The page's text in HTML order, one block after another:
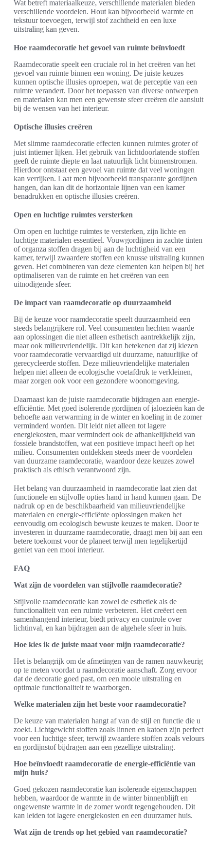
Wat betreft materiaalkeuze, verschillende materialen bieden
verschillende voordelen. Hout kan bijvoorbeeld warmte en
tekstuur toevoegen, terwijl stof zachtheid en een luxe
uitstraling kan geven.
Hoe raamdecoratie het gevoel van ruimte beïnvloedt
Raamdecoratie speelt een cruciale rol in het creëren van het
gevoel van ruimte binnen een woning. De juiste keuzes
kunnen optische illusies oproepen, wat de perceptie van een
ruimte verandert. Door het toepassen van diverse ontwerpen
en materialen kan men een gewenste sfeer creëren die aansluit
bij de wensen van het interieur.
Optische illusies creëren
Met slimme raamdecoratie effecten kunnen ruimtes groter of
juist intiemer lijken. Het gebruik van lichtdoorlatende stoffen
geeft de ruimte diepte en laat natuurlijk licht binnenstromen.
Hierdoor ontstaat een gevoel van ruimte dat veel woningen
kan verrijken. Laat men bijvoorbeeld transparante gordijnen
hangen, dan kan dit de horizontale lijnen van een kamer
benadrukken en optische illusies creëren.
Open en luchtige ruimtes versterken
Om open en luchtige ruimtes te versterken, zijn lichte en
luchtige materialen essentieel. Vouwgordijnen in zachte tinten
of organza stoffen dragen bij aan de luchtigheid van een
kamer, terwijl zwaardere stoffen een knusse uitstraling kunnen
geven. Het combineren van deze elementen kan helpen bij het
optimaliseren van de ruimte en het creëren van een
uitnodigende sfeer.
De impact van raamdecoratie op duurzaamheid
Bij de keuze voor raamdecoratie speelt duurzaamheid een
steeds belangrijkere rol. Veel consumenten hechten waarde
aan oplossingen die niet alleen esthetisch aantrekkelijk zijn,
maar ook milieuvriendelijk. Dit kan betekenen dat zij kiezen
voor raamdecoratie vervaardigd uit duurzame, natuurlijke of
gerecycleerde stoffen. Deze milieuvriendelijke materialen
helpen niet alleen de ecologische voetafdruk te verkleinen,
maar zorgen ook voor een gezondere woonomgeving.
Daarnaast kan de juiste raamdecoratie bijdragen aan energie-
efficiëntie. Met goed isolerende gordijnen of jaloezieën kan de
behoefte aan verwarming in de winter en koeling in de zomer
verminderd worden. Dit leidt niet alleen tot lagere
energiekosten, maar vermindert ook de afhankelijkheid van
fossiele brandstoffen, wat een positieve impact heeft op het
milieu. Consumenten ontdekken steeds meer de voordelen
van duurzame raamdecoratie, waardoor deze keuzes zowel
praktisch als ethisch verantwoord zijn.
Het belang van duurzaamheid in raamdecoratie laat zien dat
functionele en stijlvolle opties hand in hand kunnen gaan. De
nadruk op en de beschikbaarheid van milieuvriendelijke
materialen en energie-efficiënte oplossingen maken het
eenvoudig om ecologisch bewuste keuzes te maken. Door te
investeren in duurzame raamdecoratie, draagt men bij aan een
betere toekomst voor de planeet terwijl men tegelijkertijd
geniet van een mooi interieur.
FAQ
Wat zijn de voordelen van stijlvolle raamdecoratie?
Stijlvolle raamdecoratie kan zowel de esthetiek als de
functionaliteit van een ruimte verbeteren. Het creëert een
samenhangend interieur, biedt privacy en controle over
lichtinval, en kan bijdragen aan de algehele sfeer in huis.
Hoe kies ik de juiste maat voor mijn raamdecoratie?
Het is belangrijk om de afmetingen van de ramen nauwkeurig
op te meten voordat u raamdecoratie aanschaft. Zorg ervoor
dat de decoratie goed past, om een mooie uitstraling en
optimale functionaliteit te waarborgen.
Welke materialen zijn het beste voor raamdecoratie?
De keuze van materialen hangt af van de stijl en functie die u
zoekt. Lichtgewicht stoffen zoals linnen en katoen zijn perfect
voor een luchtige sfeer, terwijl zwaardere stoffen zoals velours
en gordijnstof bijdragen aan een gezellige uitstraling.
Hoe beïnvloedt raamdecoratie de energie-efficiëntie van
mijn huis?
Goed gekozen raamdecoratie kan isolerende eigenschappen
hebben, waardoor de warmte in de winter binnenblijft en
ongewenste warmte in de zomer wordt tegengehouden. Dit
kan leiden tot lagere energiekosten en een duurzamer huis.
Wat zijn de trends op het gebied van raamdecoratie?